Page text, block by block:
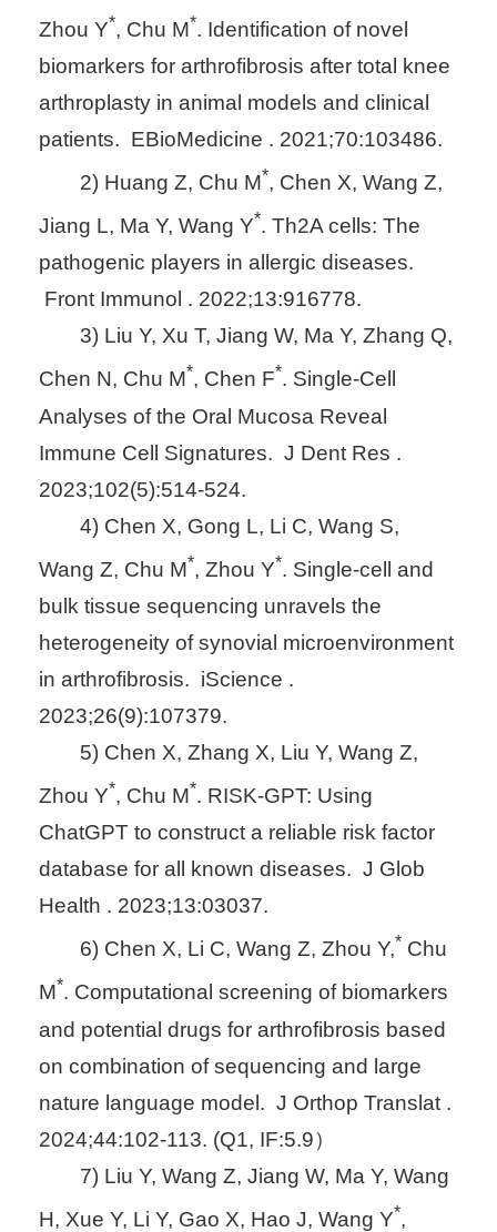
Zhou Y*, Chu M*. Identification of novel
biomarkers for arthrofibrosis after total knee
arthroplasty in animal models and clinical
patients. EBioMedicine . 2021;70:103486.
2) Huang Z, Chu M*, Chen X, Wang Z,
Jiang L, Ma Y, Wang Y*. Th2A cells: The
pathogenic players in allergic diseases.
Front Immunol . 2022;13:916778.
3) Liu Y, Xu T, Jiang W, Ma Y, Zhang Q,
Chen N, Chu M*, Chen F*. Single-Cell
Analyses of the Oral Mucosa Reveal
Immune Cell Signatures. J Dent Res .
2023;102(5):514-524.
4) Chen X, Gong L, Li C, Wang S,
Wang Z, Chu M*, Zhou Y*. Single-cell and
bulk tissue sequencing unravels the
heterogeneity of synovial microenvironment
in arthrofibrosis. iScience .
2023;26(9):107379.
5) Chen X, Zhang X, Liu Y, Wang Z,
Zhou Y*, Chu M*. RISK-GPT: Using
ChatGPT to construct a reliable risk factor
database for all known diseases. J Glob
Health . 2023;13:03037.
6) Chen X, Li C, Wang Z, Zhou Y,* Chu
M*. Computational screening of biomarkers
and potential drugs for arthrofibrosis based
on combination of sequencing and large
nature language model. J Orthop Translat .
2024;44:102-113. (Q1, IF:5.9）
7) Liu Y, Wang Z, Jiang W, Ma Y, Wang
H, Xue Y, Li Y, Gao X, Hao J, Wang Y*,